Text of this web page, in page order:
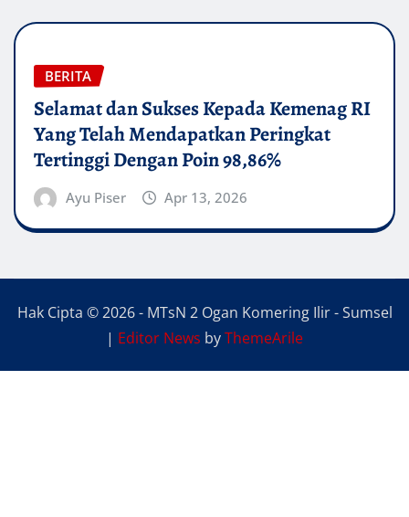
BERITA
Selamat dan Sukses Kepada Kemenag RI
Yang Telah Mendapatkan Peringkat
Tertinggi Dengan Poin 98,86%
Ayu Piser Apr 13, 2026
Hak Cipta © 2026 - MTsN 2 Ogan Komering Ilir - Sumsel
| Editor News byThemeArile